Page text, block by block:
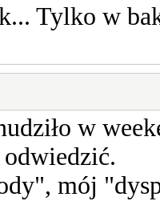
Tylko w
w
mój